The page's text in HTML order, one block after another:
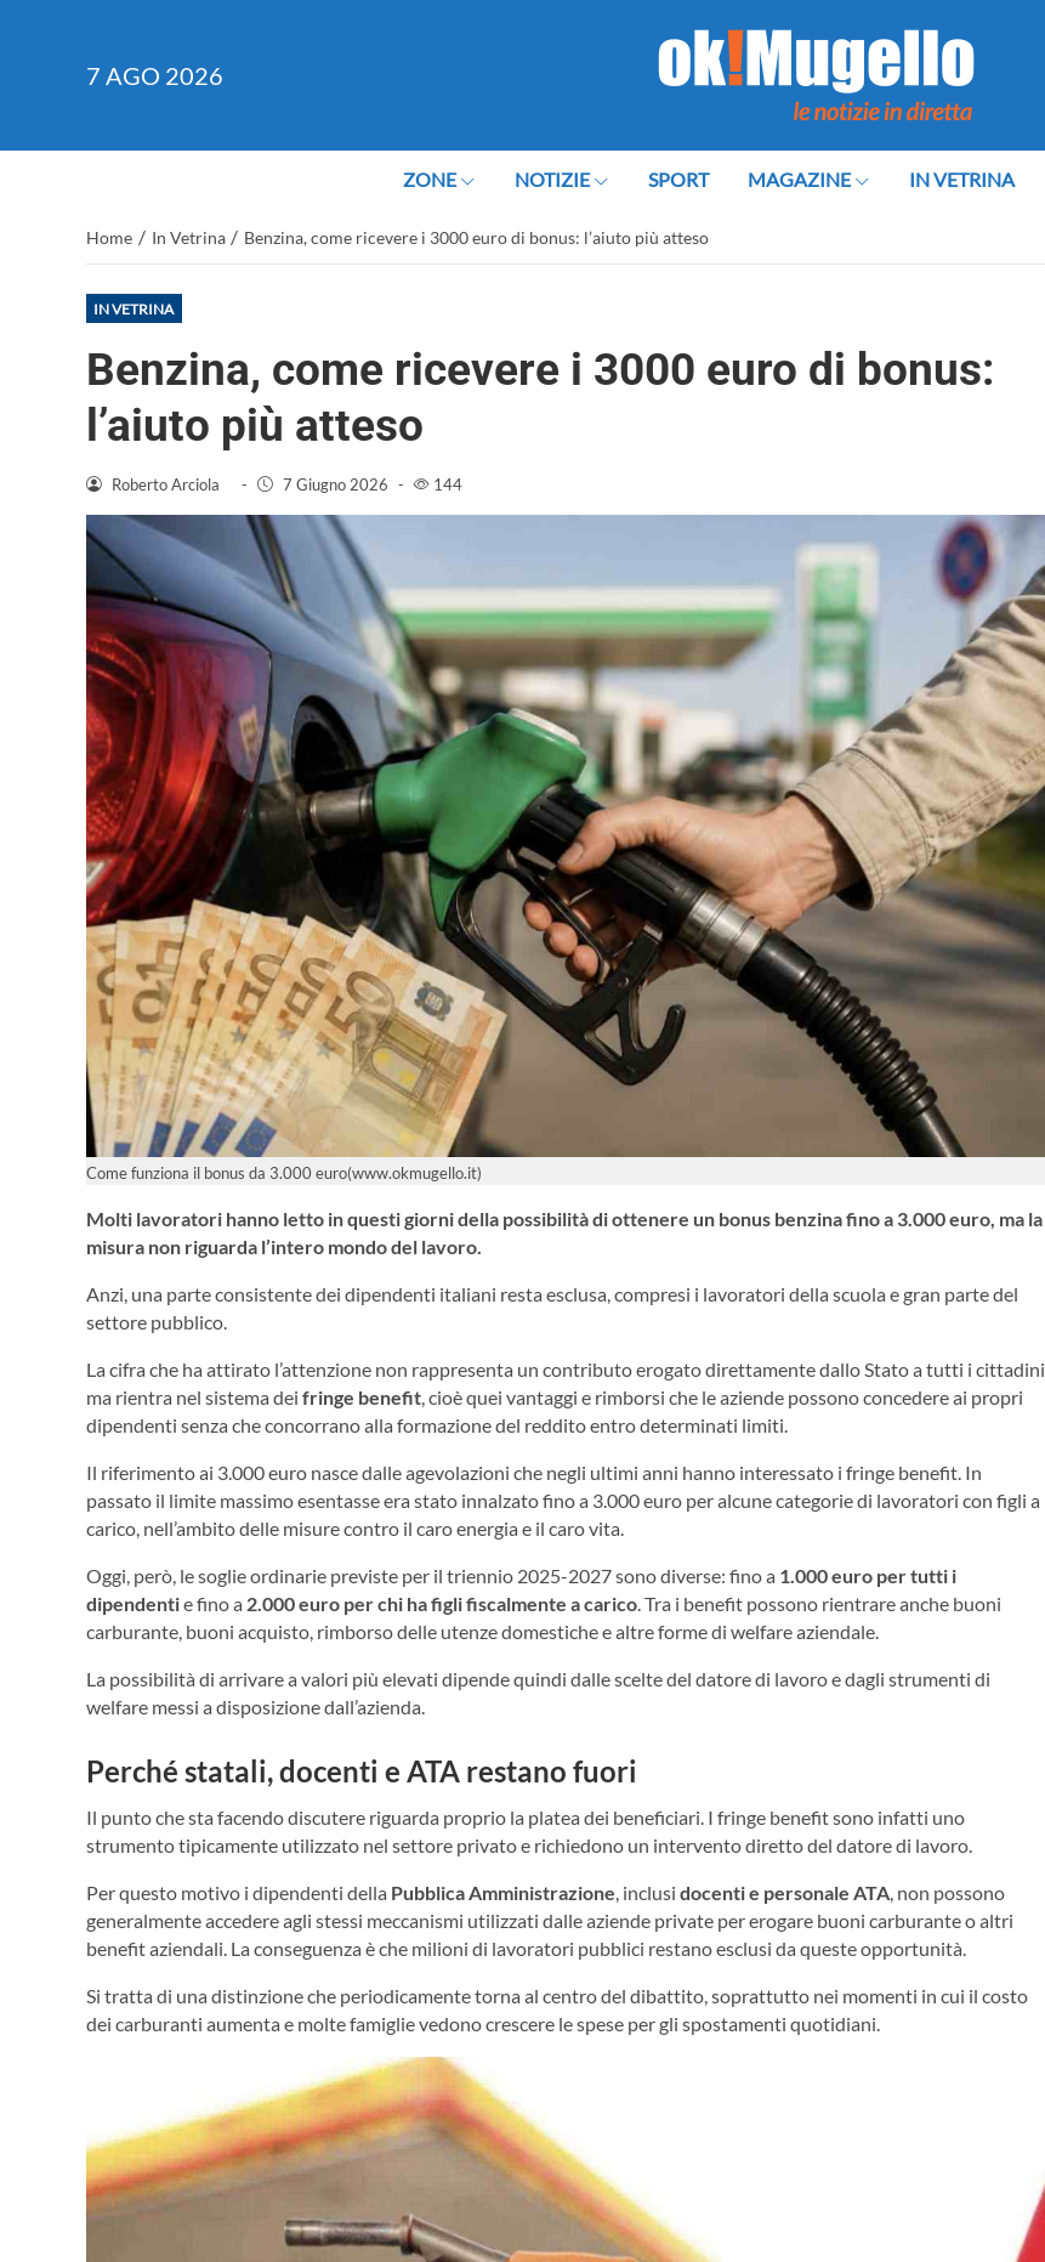
7 AGO 2026
ZONE NOTIZIE SPORT MAGAZINE IN VETRINA
Home / In Vetrina / Benzina, come ricevere i 3000 euro di bonus: l’aiuto più atteso
IN VETRINA
Benzina, come ricevere i 3000 euro di bonus:
l’aiuto più atteso
Roberto Arciola - 7 Giugno 2026 - 144
Come funziona il bonus da 3.000 euro(www.okmugello.it)
Molti lavoratori hanno letto in questi giorni della possibilità di ottenere un bonus benzina fino a 3.000 euro, ma la
misura non riguarda l’intero mondo del lavoro.
Anzi, una parte consistente dei dipendenti italiani resta esclusa, compresi i lavoratori della scuola e gran parte del
settore pubblico.
La cifra che ha attirato l’attenzione non rappresenta un contributo erogato direttamente dallo Stato a tutti i cittadini,
ma rientra nel sistema dei fringe benefit , cioè quei vantaggi e rimborsi che le aziende possono concedere ai propri
dipendenti senza che concorrano alla formazione del reddito entro determinati limiti.
Il riferimento ai 3.000 euro nasce dalle agevolazioni che negli ultimi anni hanno interessato i fringe benefit. In
passato il limite massimo esentasse era stato innalzato fino a 3.000 euro per alcune categorie di lavoratori con figli a
carico, nell’ambito delle misure contro il caro energia e il caro vita.
Oggi, però, le soglie ordinarie previste per il triennio 2025-2027 sono diverse: fino a 1.000 euro per tutti i
dipendentie fino a 2.000 euro per chi ha figli fiscalmente a carico . Tra i benefit possono rientrare anche buoni
carburante, buoni acquisto, rimborso delle utenze domestiche e altre forme di welfare aziendale.
La possibilità di arrivare a valori più elevati dipende quindi dalle scelte del datore di lavoro e dagli strumenti di
welfare messi a disposizione dall’azienda.
Perché statali, docenti e ATA restano fuori
Il punto che sta facendo discutere riguarda proprio la platea dei beneficiari. I fringe benefit sono infatti uno
strumento tipicamente utilizzato nel settore privato e richiedono un intervento diretto del datore di lavoro.
Per questo motivo i dipendenti della Pubblica Amministrazione, inclusi docenti e personale ATA, non possono
generalmente accedere agli stessi meccanismi utilizzati dalle aziende private per erogare buoni carburante o altri
benefit aziendali. La conseguenza è che milioni di lavoratori pubblici restano esclusi da queste opportunità.
Si tratta di una distinzione che periodicamente torna al centro del dibattito, soprattutto nei momenti in cui il costo
dei carburanti aumenta e molte famiglie vedono crescere le spese per gli spostamenti quotidiani.